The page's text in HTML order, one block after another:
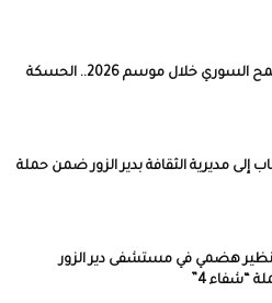
قفزة في إنتاج القمح السوري خلال موسم 2026.. الحسكة
كتاب إلى مديرية الثقافة بدير الزور ضمن حملة
تنظير هضمي في مستشفى دير الزور
“شفاء 4”